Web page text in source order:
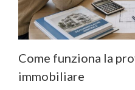
Come funziona la
immobiliare